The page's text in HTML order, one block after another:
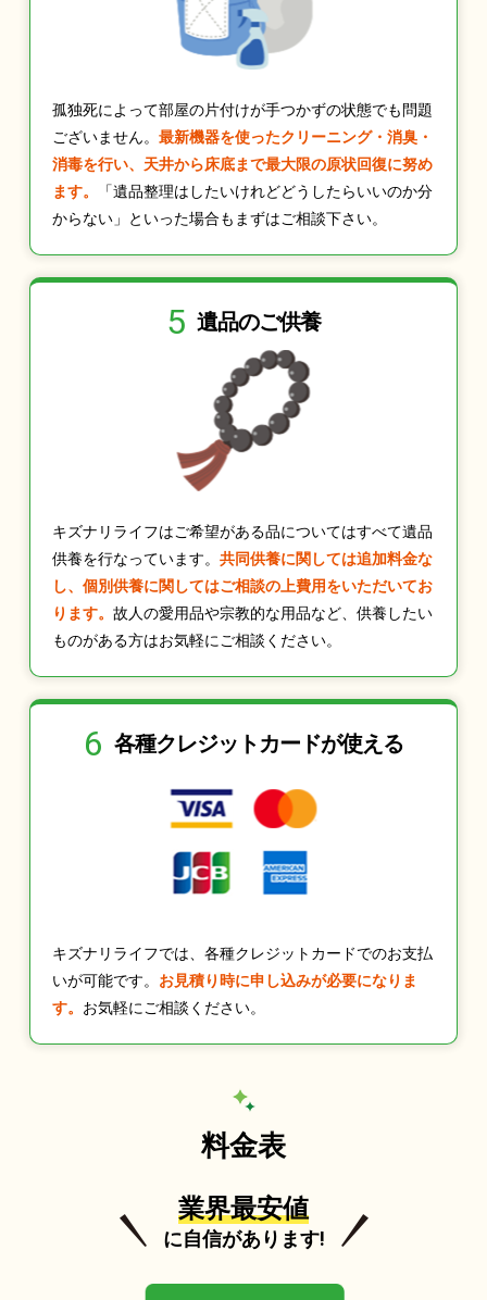
孤独死によって部屋の片付けが手つかずの状態でも問題
ございません。 最新機器を使ったクリーニング・消臭・
消毒を行い、天井から床底まで最大限の原状回復に努め
ます。
「遺品整理はしたいけれどどうしたらいいのか分
からない」といった場合もまずはご相談下さい。
5 遺品のご供養
キズナリライフはご希望がある品についてはすべて遺品
供養を行なっています。 共同供養に関しては追加料金な
し、個別供養に関してはご相談の上費用をいただいてお
ります。 故人の愛用品や宗教的な用品など、供養したい
ものがある方はお気軽にご相談ください。
6 各種クレジットカードが使える
キズナリライフでは、各種クレジットカードでのお支払
いが可能です。 お見積り時に申し込みが必要になりま
す。 お気軽にご相談ください。
料金表
業界最安値
に自信があります!